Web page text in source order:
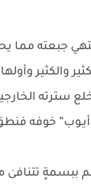
جبعته مما
والكثير
سترته
خوفه فنطق
تتنافىٰ